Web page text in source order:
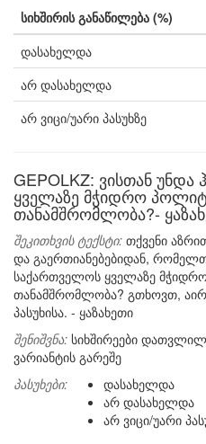
სიხშირის განაწილება (%)
დასახელდა
არ დასახელდა
არ ვიცი/უარი პასუხზე
GEPOLKZ: ვისთან
ყველაზე მჭიდრო
თანამშრომლობა?-
შეკითხვის ტექსტი: თქვენი
და გაერთიანებებიდან,
საქართველოს ყველაზე
თანამშრომლობა? გთხოვთ,
პასუხისა. - ყაზახეთი
შენიშვნა: სიხშირეები
ვარიანტის გარეშე
პასუხები:
დასახელდა
არ დასახელდა
არ ვიცი/უარი